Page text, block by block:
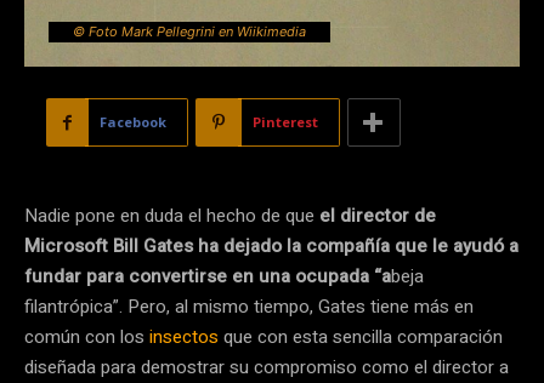
© Foto Mark Pellegrini en Wiikimedia
Facebook Pinterest
Nadie pone en duda el hecho de que el director de
Microsoft Bill Gates ha dejado la compañía que le ayudó a
fundar para convertirse en una ocupada “abeja
filantrópica”. Pero, al mismo tiempo, Gates tiene más en
común con los insectos que con esta sencilla comparación
diseñada para demostrar su compromiso como el director a